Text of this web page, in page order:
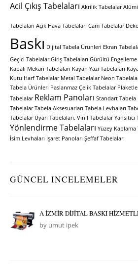
Acil Çıkış Tabelaları Akrilik Tabelalar
Tabelaları Açık Hava Tabelaları Cam Tabelalar
Baskı Dijital Tabela Ürünleri Ekran
Geçici Tabelalar Giriş Tabelaları Gürültü Engelleme
Kapalı Mekan Tabelaları Kayan Yazı Tabelaları
Kutu Harf Tabelalar Metal Tabelalar Neon
Tabela Ürünleri Paslanmaz Çelik Tabelalar
Tabelalar Reklam Panoları Standart Tabela
Tabelalar Tabela Aksesuarları Tabela Levhaları
Tabelalar Uyarı Tabelaları. Vinil Tabelalar
Yönlendirme Tabelaları Yüzey Kaplama
İsim Levhaları İşaret Panoları Şeffaf Tabelalar
GÜNCEL INCELEMELER
A İZMİR DİJİTAL BASKI
by umut ipek